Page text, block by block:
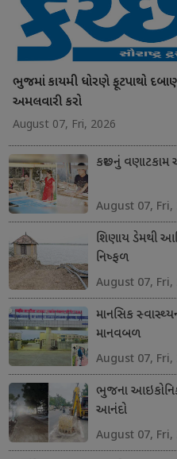
ભુજમાં કાયમી ધોરણે ફૂટપાથો
અમલવારી કરો
August 07, Fri, 2026
કચ્છનું વણાટકામ
August 07, Fri,
શિણાય ડેમથી
નિષ્ફળ
August 07, Fri,
માનસિક
માનવબળ
August 07, Fri,
ભુજના આઇકોનિક
આનંદો
August 07, Fri,